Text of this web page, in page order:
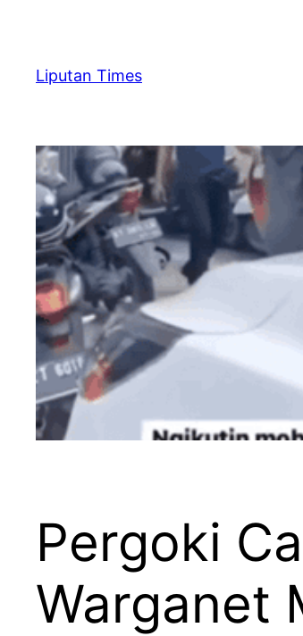
content
Liputan Times
Pergoki
Warganet